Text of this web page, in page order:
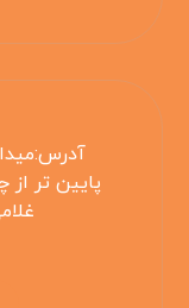
پایین تر از